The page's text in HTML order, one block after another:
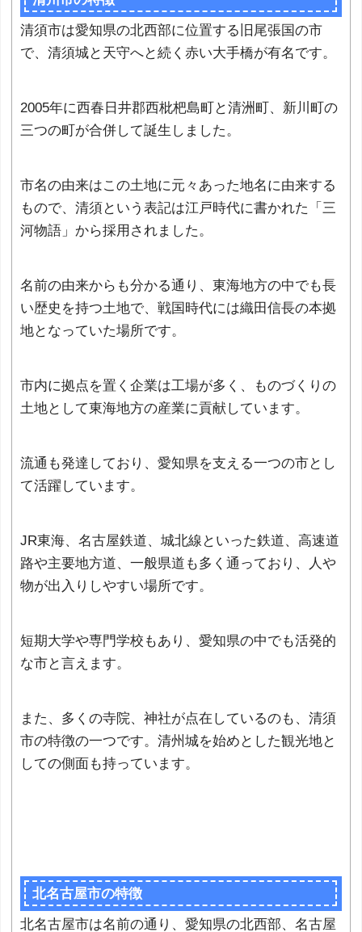
清須市は愛知県の北西部に位置する旧尾張国の市
で、清須城と天守へと続く赤い大手橋が有名です。
2005年に西春日井郡西枇杷島町と清洲町、新川町の
三つの町が合併して誕生しました。
市名の由来はこの土地に元々あった地名に由来する
もので、清須という表記は江戸時代に書かれた「三
河物語」から採用されました。
名前の由来からも分かる通り、東海地方の中でも長
い歴史を持つ土地で、戦国時代には織田信長の本拠
地となっていた場所です。
市内に拠点を置く企業は工場が多く、ものづくりの
土地として東海地方の産業に貢献しています。
流通も発達しており、愛知県を支える一つの市とし
て活躍しています。
JR東海、名古屋鉄道、城北線といった鉄道、高速道
路や主要地方道、一般県道も多く通っており、人や
物が出入りしやすい場所です。
短期大学や専門学校もあり、愛知県の中でも活発的
な市と言えます。
また、多くの寺院、神社が点在しているのも、清須
市の特徴の一つです。清州城を始めとした観光地と
しての側面も持っています。
北名古屋市の特徴
北名古屋市は名前の通り、愛知県の北西部、名古屋